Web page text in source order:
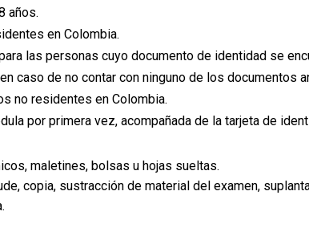
años.
en Colombia.
las personas cuyo documento de identidad se
caso de no contar con ninguno de los documentos
no residentes en Colombia.
por primera vez, acompañada de la tarjeta de
maletines, bolsas u hojas sueltas.
copia, sustracción de material del examen,